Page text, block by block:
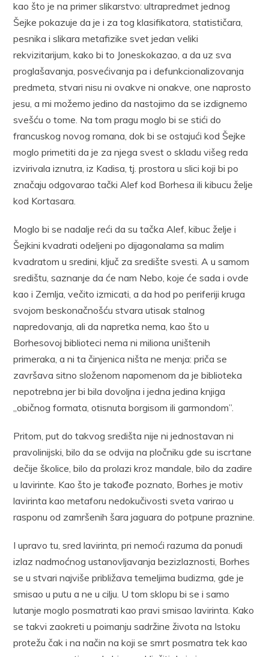
kao što je na primer slikarstvo: ultrapredmet jednog
Šejke pokazuje da je i za tog klasifikatora, statističara,
pesnika i slikara metafizike svet jedan veliki
rekvizitarijum, kako bi to Joneskokazao, a da uz sva
proglašavanja, posvećivanja pa i defunkcionalizovanja
predmeta, stvari nisu ni ovakve ni onakve, one naprosto
jesu, a mi možemo jedino da nastojimo da se izdignemo
svešću o tome. Na tom pragu moglo bi se stići do
francuskog novog romana, dok bi se ostajući kod Šejke
moglo primetiti da je za njega svest o skladu višeg reda
izvirivala iznutra, iz Kadisa, tj. prostora u slici koji bi po
značaju odgovarao tački Alef kod Borhesa ili kibucu želje
kod Kortasara.
Moglo bi se nadalje reći da su tačka Alef, kibuc želje i
Šejkini kvadrati odeljeni po dijagonalama sa malim
kvadratom u sredini, ključ za središte svesti. A u samom
središtu, saznanje da će nam Nebo, koje će sada i ovde
kao i Zemlja, večito izmicati, a da hod po periferiji kruga
svojom beskonačnošću stvara utisak stalnog
napredovanja, ali da napretka nema, kao što u
Borhesovoj biblioteci nema ni miliona uništenih
primeraka, a ni ta činjenica ništa ne menja: priča se
završava sitno složenom napomenom da je biblioteka
nepotrebna jer bi bila dovoljna i jedna jedina knjiga
„običnog formata, otisnuta borgisom ili garmondom”.
Pritom, put do takvog središta nije ni jednostavan ni
pravolinijski, bilo da se odvija na pločniku gde su iscrtane
dečije školice, bilo da prolazi kroz mandale, bilo da zadire
u lavirinte. Kao što je takođe poznato, Borhes je motiv
lavirinta kao metaforu nedokučivosti sveta varirao u
rasponu od zamršenih šara jaguara do potpune praznine.
I upravo tu, sred lavirinta, pri nemoći razuma da ponudi
izlaz nadmoćnog ustanovljavanja bezizlaznosti, Borhes
se u stvari najviše približava temeljima budizma, gde je
smisao u putu a ne u cilju. U tom sklopu bi se i samo
lutanje moglo posmatrati kao pravi smisao lavirinta. Kako
se takvi zaokreti u poimanju sadržine života na Istoku
protežu čak i na način na koji se smrt posmatra tek kao